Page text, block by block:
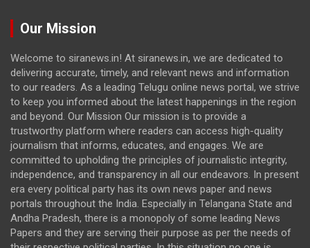
Our Mission
Welcome to siranews.in! At siranews.in, we are dedicated to
delivering accurate, timely, and relevant news and information
to our readers. As a leading Telugu online news portal, we strive
to keep you informed about the latest happenings in the region
and beyond. Our Mission Our mission is to provide a
trustworthy platform where readers can access high-quality
journalism that informs, educates, and engages. We are
committed to upholding the principles of journalistic integrity,
independence, and transparency in all our endeavors. In present
era every political party has its own news paper and news
portals throughout the India. Especially in Telangana State and
Andha Pradesh, there is a monopoly of some leading News
Papers and they are serving their purpose as per the needs of